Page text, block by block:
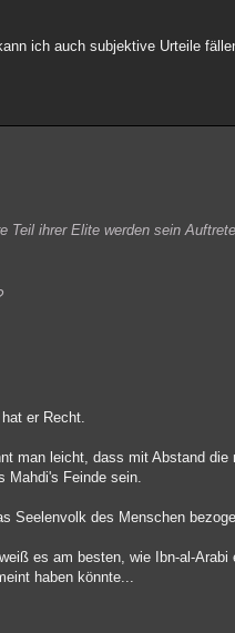
ich auch subjektive Urteile
Teil ihrer Elite werden sein
er Recht.
man leicht, dass mit Abstand
Mahdi's Feinde sein.
Seelenvolk des Menschen
es am besten, wie Ibn-al-
haben könnte...